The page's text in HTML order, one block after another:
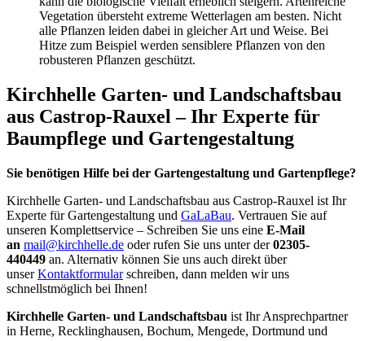
Vegetation übersteht extreme Wetterlagen am besten. Nicht
alle Pflanzen leiden dabei in gleicher Art und Weise. Bei
Hitze zum Beispiel werden sensiblere Pflanzen von den
robusteren Pflanzen geschützt.
Kirchhelle Garten- und Landschaftsbau
aus Castrop-Rauxel – Ihr Experte für
Baumpflege und Gartengestaltung
Sie benötigen Hilfe bei der Gartengestaltung und Gartenpflege?
Kirchhelle Garten- und Landschaftsbau aus Castrop-Rauxel ist Ihr
Experte für Gartengestaltung und GaLaBau. Vertrauen Sie auf
unseren Komplettservice – Schreiben Sie uns eine E-Mail
an mail@kirchhelle.de oder rufen Sie uns unter der02305-
440449 an. Alternativ können Sie uns auch direkt über
unserKontaktformularschreiben, dann melden wir uns
schnellstmöglich bei Ihnen!
Kirchhelle Garten- und Landschaftsbau ist Ihr Ansprechpartner
in Herne, Recklinghausen, Bochum, Mengede, Dortmund und